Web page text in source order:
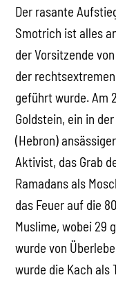
Der rasante
Smotrich ist alles
der Vorsitzende
der
geführt wurde. Am
Goldstein, ein in
(Hebron)
Aktivist, das Grab
Ramadans als
das Feuer auf die
Muslime, wobei 29
wurde von
wurde die Kach als